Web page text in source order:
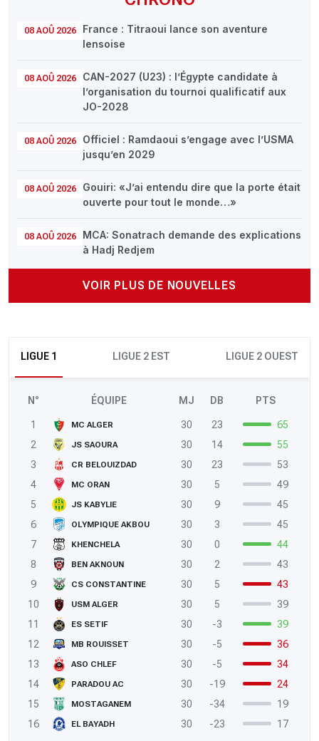
08 AOÛ 2026
France : Titraoui lance son aventure
lensoise
08 AOÛ 2026
CAN-2027 (U23) : l’Égypte candidate à
l’organisation du tournoi qualificatif aux
JO-2028
08 AOÛ 2026
Officiel : Ramdaoui s’engage avec l’USMA
jusqu’en 2029
08 AOÛ 2026
Gouiri: «J’ai entendu dire que la porte était
ouverte pour tout le monde…»
08 AOÛ 2026
MCA: Sonatrach demande des explications
à Hadj Redjem
VOIR PLUS DE NOUVELLES
LIGUE 1 LIGUE 2 EST LIGUE 2 OUEST
N° ÉQUIPE MJ DB PTS
1 MC ALGER 30 23
65
2
JS SAOURA 30 14
55
3
CR BELOUIZDAD 30 23
53
4
MC ORAN 30 5
49
5
JS KABYLIE 30 9
45
6
OLYMPIQUE AKBOU 30 3
45
7
KHENCHELA 30 0
44
8
BEN AKNOUN 30 2
43
9
CS CONSTANTINE 30 5
43
10
USM ALGER 30 5
39
11
ES SETIF 30 -3
39
12
MB ROUISSET 30 -5
36
13
ASO CHLEF 30 -5
34
14
PARADOU AC 30 -19
24
15
MOSTAGANEM 30 -34
19
16
EL BAYADH 30 -23 17